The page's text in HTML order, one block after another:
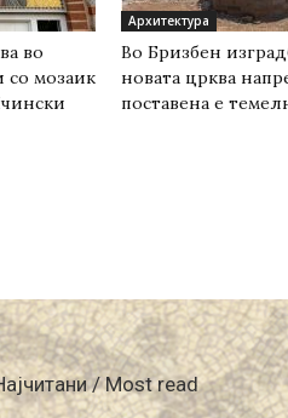
во
со мозаик
Архитектура
Во Бризбен
новата црква
поставена е
/ Most read